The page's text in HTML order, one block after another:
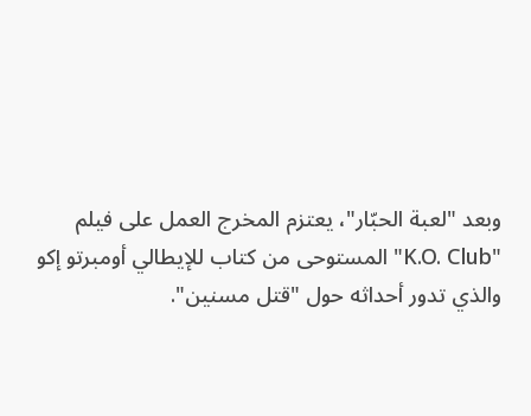
وبعد "لعبة الحبّار"، يعتزم المخرج العمل على فيلم
"K.O. Club" المستوحى من كتاب للإيطالي أومبرتو إكو
والذي تدور أحداثه حول "قتل مسنين".